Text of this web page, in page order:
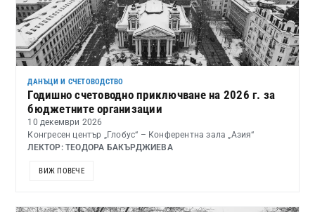
ДАНЪЦИ И СЧЕТОВОДСТВО
Годишно счетоводно приключване на 2026 г. за
бюджетните организации
10 декември 2026
Конгресен център „Глобус“ – Конферентна зала „Азия“
ЛЕКТОР: ТЕОДОРА БАКЪРДЖИЕВА
ВИЖ ПОВЕЧЕ